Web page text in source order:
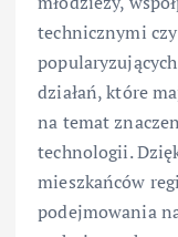
technicznymi
działań, które
na temat
technologii.
mieszkańców
podejmowania